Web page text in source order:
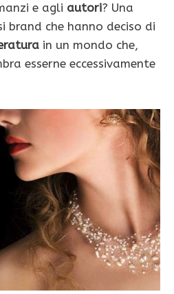
e agli autori? Una
che hanno deciso di
in un mondo che,
esserne eccessivamente